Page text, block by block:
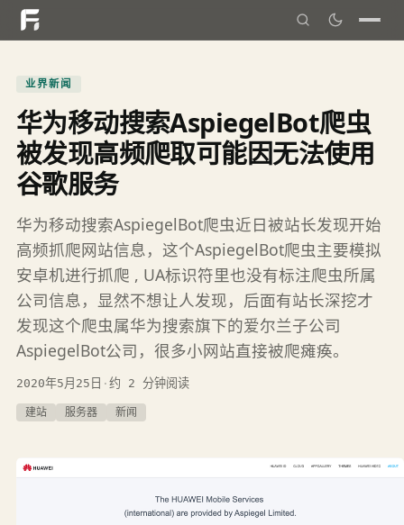
业界新闻
华为移动搜索AspiegelBot爬虫
被发现高频爬取可能因无法使用
谷歌服务
华为移动搜索AspiegelBot爬虫近日被站长发现开始
高频抓爬网站信息，这个AspiegelBot爬虫主要模拟
安卓机进行抓爬 , UA标识符里也没有标注爬虫所属
公司信息，显然不想让人发现，后面有站长深挖才
发现这个爬虫属华为搜索旗下的爱尔兰子公司
AspiegelBot公司，很多小网站直接被爬瘫痪。
2020年5月25日 · 约 2 分钟阅读
建站 服务器 新闻